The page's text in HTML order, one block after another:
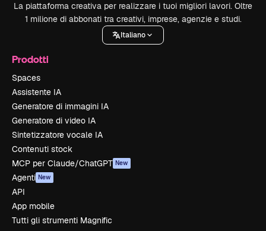
La piattaforma creativa per realizzare i tuoi migliori lavori. Oltre
1 milione di abbonati tra creativi, imprese, agenzie e studi.
Italiano
Prodotti
Spaces
Assistente IA
Generatore di immagini IA
Generatore di video IA
Sintetizzatore vocale IA
Contenuti stock
MCP per Claude/ChatGPT New
Agenti New
API
App mobile
Tutti gli strumenti Magnific